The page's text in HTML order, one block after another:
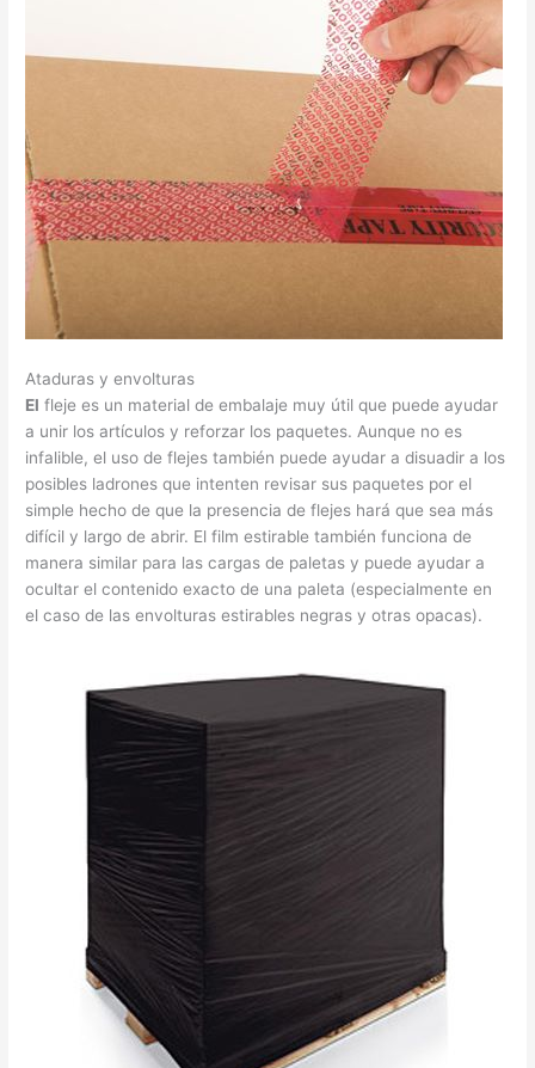
Ataduras y envolturas
El fleje es un material de embalaje muy útil que puede ayudar
a unir los artículos y reforzar los paquetes. Aunque no es
infalible, el uso de flejes también puede ayudar a disuadir a los
posibles ladrones que intenten revisar sus paquetes por el
simple hecho de que la presencia de flejes hará que sea más
difícil y largo de abrir. El film estirable también funciona de
manera similar para las cargas de paletas y puede ayudar a
ocultar el contenido exacto de una paleta (especialmente en
el caso de las envolturas estirables negras y otras opacas).